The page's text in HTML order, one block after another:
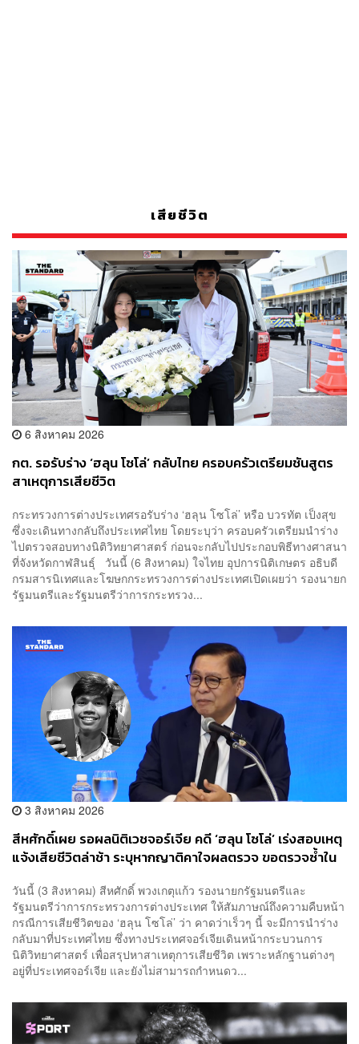
เสียชีวิต
6 สิงหาคม 2026
กต. รอรับร่าง ‘ฮลุน โซโล่’ กลับไทย ครอบครัวเตรียมชันสูตร
สาเหตุการเสียชีวิต
กระทรวงการต่างประเทศรอรับร่าง ‘ฮลุน โซโล่’ หรือ บวรทัต เป็งสุข
ซึ่งจะเดินทางกลับถึงประเทศไทย โดยระบุว่า ครอบครัวเตรียมนำร่าง
ไปตรวจสอบทางนิติวิทยาศาสตร์ ก่อนจะกลับไปประกอบพิธีทางศาสนา
ที่จังหวัดกาฬสินธุ์ วันนี้ (6 สิงหาคม) ใจไทย อุปการนิติเกษตร อธิบดี
กรมสารนิเทศและโฆษกกระทรวงการต่างประเทศเปิดเผยว่า รองนายก
รัฐมนตรีและรัฐมนตรีว่าการกระทรวง...
3 สิงหาคม 2026
สีหศักดิ์เผย รอผลนิติเวชจอร์เจีย คดี ‘ฮลุน โซโล่’ เร่งสอบเหตุ
แจ้งเสียชีวิตล่าช้า ระบุหากญาติคาใจผลตรวจ ขอตรวจซ้ำใน
วันนี้ (3 สิงหาคม) สีหศักดิ์ พวงเกตุแก้ว รองนายกรัฐมนตรีและ
รัฐมนตรีว่าการกระทรวงการต่างประเทศ ให้สัมภาษณ์ถึงความคืบหน้า
กรณีการเสียชีวิตของ ‘ฮลุน โซโล่’ ว่า คาดว่าเร็วๆ นี้ จะมีการนำร่าง
กลับมาที่ประเทศไทย ซึ่งทางประเทศจอร์เจียเดินหน้ากระบวนการ
นิติวิทยาศาสตร์ เพื่อสรุปหาสาเหตุการเสียชีวิต เพราะหลักฐานต่างๆ
อยู่ที่ประเทศจอร์เจีย และยังไม่สามารถกำหนดว...